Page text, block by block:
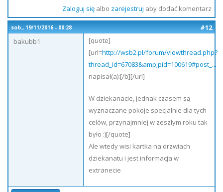
Zaloguj sięalbo zarejestruj aby dodać komentarz
sob., 19/11/2016 - 00:28
#12
bakubb1
[quote]
[url=http://wsb2.pl/forum/viewthread.php?
thread_id=67083&amp;pid=100619#post_...
napisał(a):[/b][/url]
W dziekanacie, jednak czasem są
wyznaczane pokoje specjalnie dla tych
celów, przynajmniej w zeszłym roku tak
było :)[/quote]
Ale wtedy wisi kartka na drzwiach
dziekanatu i jest informacja w
extranecie